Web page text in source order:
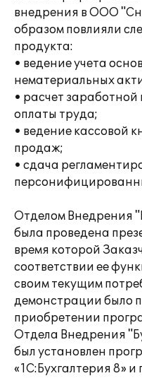
внедрения в ООО
образом повлияли
продукта:
• ведение учета
нематериальных
• расчет
оплаты труда;
• ведение кассовой
продаж;
• сдача
Отделом Внедрения
была проведена
время которой
соответствии ее
своим текущим
демонстрации было
приобретении
Отдела Внедрения
был установлен
«1С:Бухгалтерия 8»